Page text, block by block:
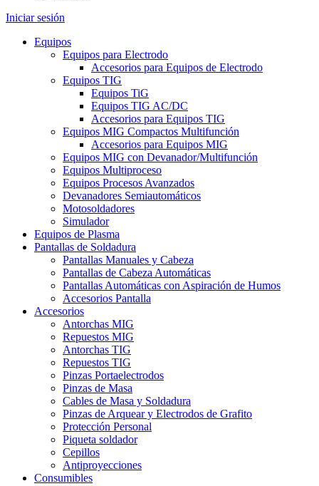
Iniciar sesión
Equipos
Equipos para Electrodo
Accesorios para Equipos de Electrodo
Equipos TIG
Equipos TiG
Equipos TIG AC/DC
Accesorios para Equipos TIG
Equipos MIG Compactos Multifunción
Accesorios para Equipos MIG
Equipos MIG con Devanador/Multifunción
Equipos Multiproceso
Equipos Procesos Avanzados
Devanadores Semiautomáticos
Motosoldadores
Simulador
Equipos de Plasma
Pantallas de Soldadura
Pantallas Manuales y Cabeza
Pantallas de Cabeza Automáticas
Pantallas Automáticas con Aspiración de Humos
Accesorios Pantalla
Accesorios
Antorchas MIG
Repuestos MIG
Antorchas TIG
Repuestos TIG
Pinzas Portaelectrodos
Pinzas de Masa
Cables de Masa y Soldadura
Pinzas de Arquear y Electrodos de Grafito
Protección Personal
Piqueta soldador
Cepillos
Antiproyecciones
Consumibles